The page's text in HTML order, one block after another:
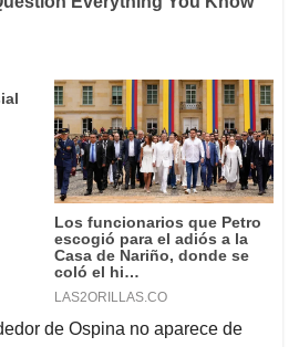
de Ospina no aparece de